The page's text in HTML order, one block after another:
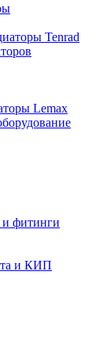
Tenrad
Lemax
фитинги
и КИП